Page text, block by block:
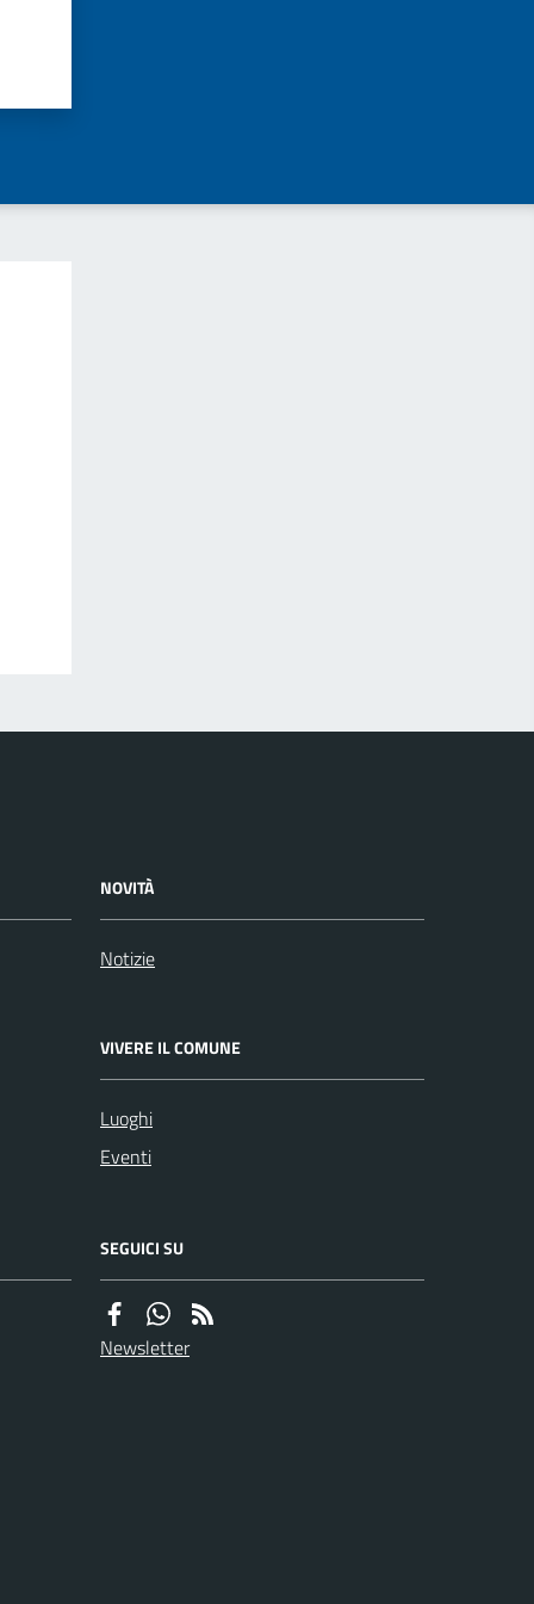
NOVITÀ
Notizie
VIVERE IL COMUNE
Luoghi
Eventi
SEGUICI SU
Newsletter